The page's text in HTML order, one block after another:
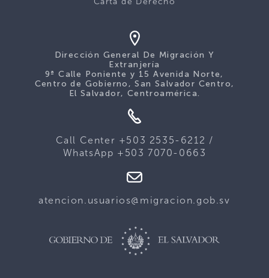
Dirección General De Migración Y
Extranjería
9ª Calle Poniente y 15 Avenida Norte,
Centro de Gobierno, San Salvador Centro,
El Salvador, Centroamérica.
Call Center +503 2535-6212 /
WhatsApp +503 7070-0663
atencion.usuarios@migracion.gob.sv